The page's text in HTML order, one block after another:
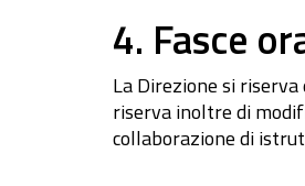
4. Fasce
La Direzione si
riserva inoltre di
collaborazione di